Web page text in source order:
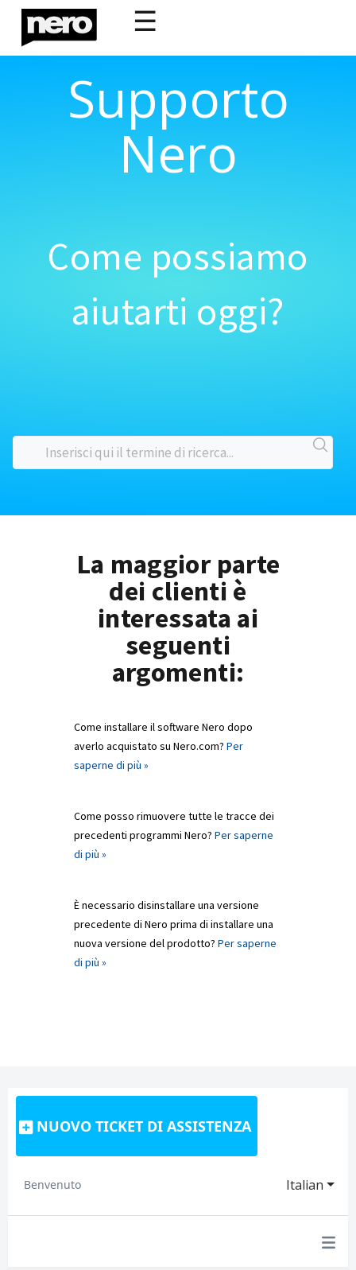
☰
Supporto
Nero
Come possiamo
aiutarti oggi?
La maggior parte
dei clienti è
interessata ai
seguenti
argomenti:
Come installare il software Nero dopo
averlo acquistato su Nero.com? Per
saperne di più »
Come posso rimuovere tutte le tracce dei
precedenti programmi Nero? Per saperne
di più »
È necessario disinstallare una versione
precedente di Nero prima di installare una
nuova versione del prodotto? Per saperne
di più »
NUOVO TICKET DI ASSISTENZA
Italian
Benvenuto